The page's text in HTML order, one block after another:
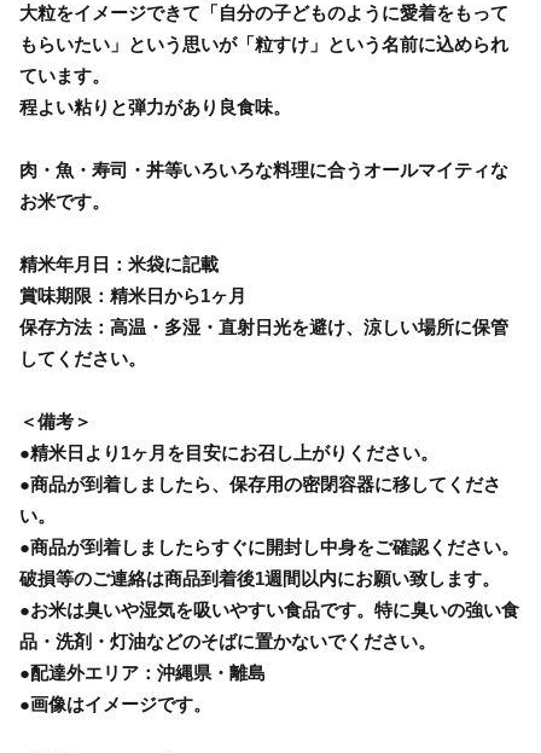
大粒をイメージできて「自分の子どものように愛着をもって
もらいたい」という思いが「粒すけ」という名前に込められ
ています。
程よい粘りと弾力があり良食味。
肉・魚・寿司・丼等いろいろな料理に合うオールマイティな
お米です。
精米年月日：米袋に記載
賞味期限：精米日から1ヶ月
保存方法：高温・多湿・直射日光を避け、涼しい場所に保管
してください。
＜備考＞
●精米日より1ヶ月を目安にお召し上がりください。
●商品が到着しましたら、保存用の密閉容器に移してくださ
い。
●商品が到着しましたらすぐに開封し中身をご確認ください。
破損等のご連絡は商品到着後1週間以内にお願い致します。
●お米は臭いや湿気を吸いやすい食品です。特に臭いの強い食
品・洗剤・灯油などのそばに置かないでください。
●配達外エリア：沖縄県・離島
●画像はイメージです。